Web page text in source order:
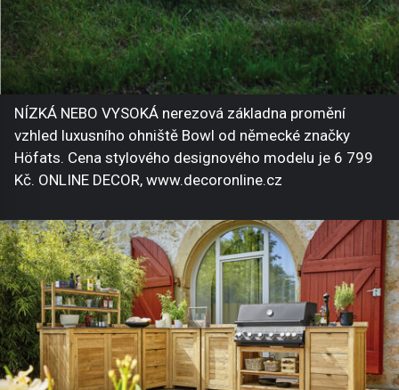
NÍZKÁ NEBO VYSOKÁ nerezová základna promění
vzhled luxusního ohniště Bowl od německé značky
Höfats. Cena stylového designového modelu je 6 799
Kč. ONLINE DECOR, www.decoronline.cz